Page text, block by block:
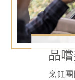
品
烹飪